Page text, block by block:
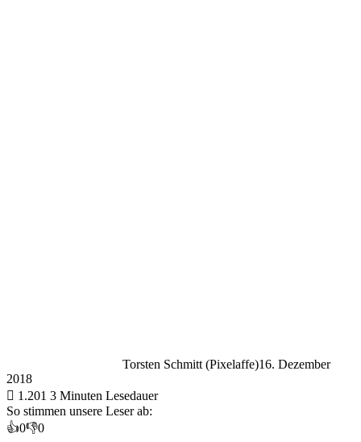
Torsten Schmitt (Pixelaffe)16. Dezember
2018
1.201 3 Minuten Lesedauer
So stimmen unsere Leser ab:
👍0👎0